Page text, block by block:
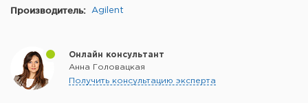
Производитель: Agilent
Онлайн консультант
Анна Головацкая
Получить консультацию эксперта